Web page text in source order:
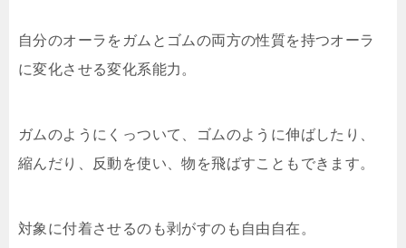
自分のオーラをガムとゴムの両方の性質を持つオーラ
に変化させる変化系能力。
ガムのようにくっついて、ゴムのように伸ばしたり、
縮んだり、反動を使い、物を飛ばすこともできます。
対象に付着させるのも剥がすのも自由自在。